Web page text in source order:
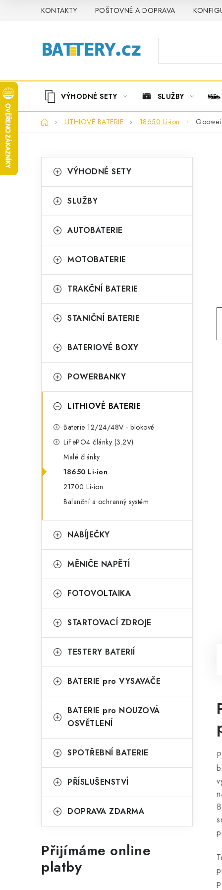
KONTAKTY POŠTOVNÉ A DOPRAVA
VÝHODNÉ SETY SLUŽBY
DomůLITHIOVÉ BATERIE 18650 Li-ion
o
t
r
n
n
p
e
kategorie
a
e
o
i
VÝHODNÉ SETY
SLUŽBY
AUTOBATERIE
MOTOBATERIE
TRAKČNÍ BATERIE
STANIČNÍ BATERIE
BATERIOVÉ BOXY
POWERBANKY
LITHIOVÉ BATERIE
Baterie 12/24/48V - blokové
LiFePO4 články (3.2V)
Malé články
18650 Li-ion
21700 Li-ion
Balanční a ochranný systém
NABÍJEČKY
MĚNIČE NAPĚTÍ
FOTOVOLTAIKA
STARTOVACÍ ZDROJE
TESTERY BATERIÍ
BATERIE pro VYSAVAČE
BATERIE pro NOUZOVÁ
OSVĚTLENÍ
SPOTŘEBNÍ BATERIE
PŘÍSLUŠENSTVÍ
DOPRAVA ZDARMA
Přijímáme online
platby